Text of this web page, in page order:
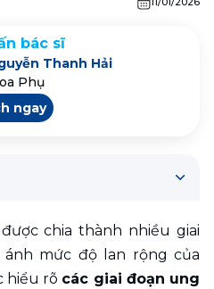
bác sĩ
Nguyễn Thanh Hải
Phụ
ngay
chia thành nhiều giai
mức độ lan rộng của
hiểu rõ các giai đoạn ung